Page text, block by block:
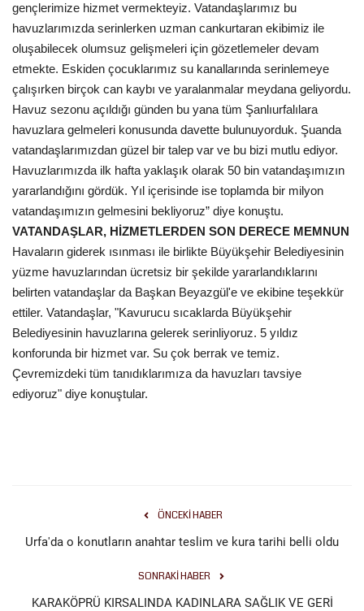
gençlerimize hizmet vermekteyiz. Vatandaşlarımız bu
havuzlarımızda serinlerken uzman cankurtaran ekibimiz ile
oluşabilecek olumsuz gelişmeleri için gözetlemeler devam
etmekte. Eskiden çocuklarımız su kanallarında serinlemeye
çalışırken birçok can kaybı ve yaralanmalar meydana geliyordu.
Havuz sezonu açıldığı günden bu yana tüm Şanlıurfalılara
havuzlara gelmeleri konusunda davette bulunuyorduk. Şuanda
vatandaşlarımızdan güzel bir talep var ve bu bizi mutlu ediyor.
Havuzlarımızda ilk hafta yaklaşık olarak 50 bin vatandaşımızın
yararlandığını gördük. Yıl içerisinde ise toplamda bir milyon
vatandaşımızın gelmesini bekliyoruz” diye konuştu.
VATANDAŞLAR, HİZMETLERDEN SON DERECE MEMNUN
Havaların giderek ısınması ile birlikte Büyükşehir Belediyesinin
yüzme havuzlarından ücretsiz bir şekilde yararlandıklarını
belirten vatandaşlar da Başkan Beyazgül'e ve ekibine teşekkür
ettiler. Vatandaşlar, "Kavurucu sıcaklarda Büyükşehir
Belediyesinin havuzlarına gelerek serinliyoruz. 5 yıldız
konforunda bir hizmet var. Su çok berrak ve temiz.
Çevremizdeki tüm tanıdıklarımıza da havuzları tavsiye
ediyoruz" diye konuştular.
ÖNCEKI HABER
Urfa'da o konutların anahtar teslim ve kura tarihi belli oldu
SONRAKI HABER
KARAKÖPRÜ KIRSALINDA KADINLARA SAĞLIK VE GERİ